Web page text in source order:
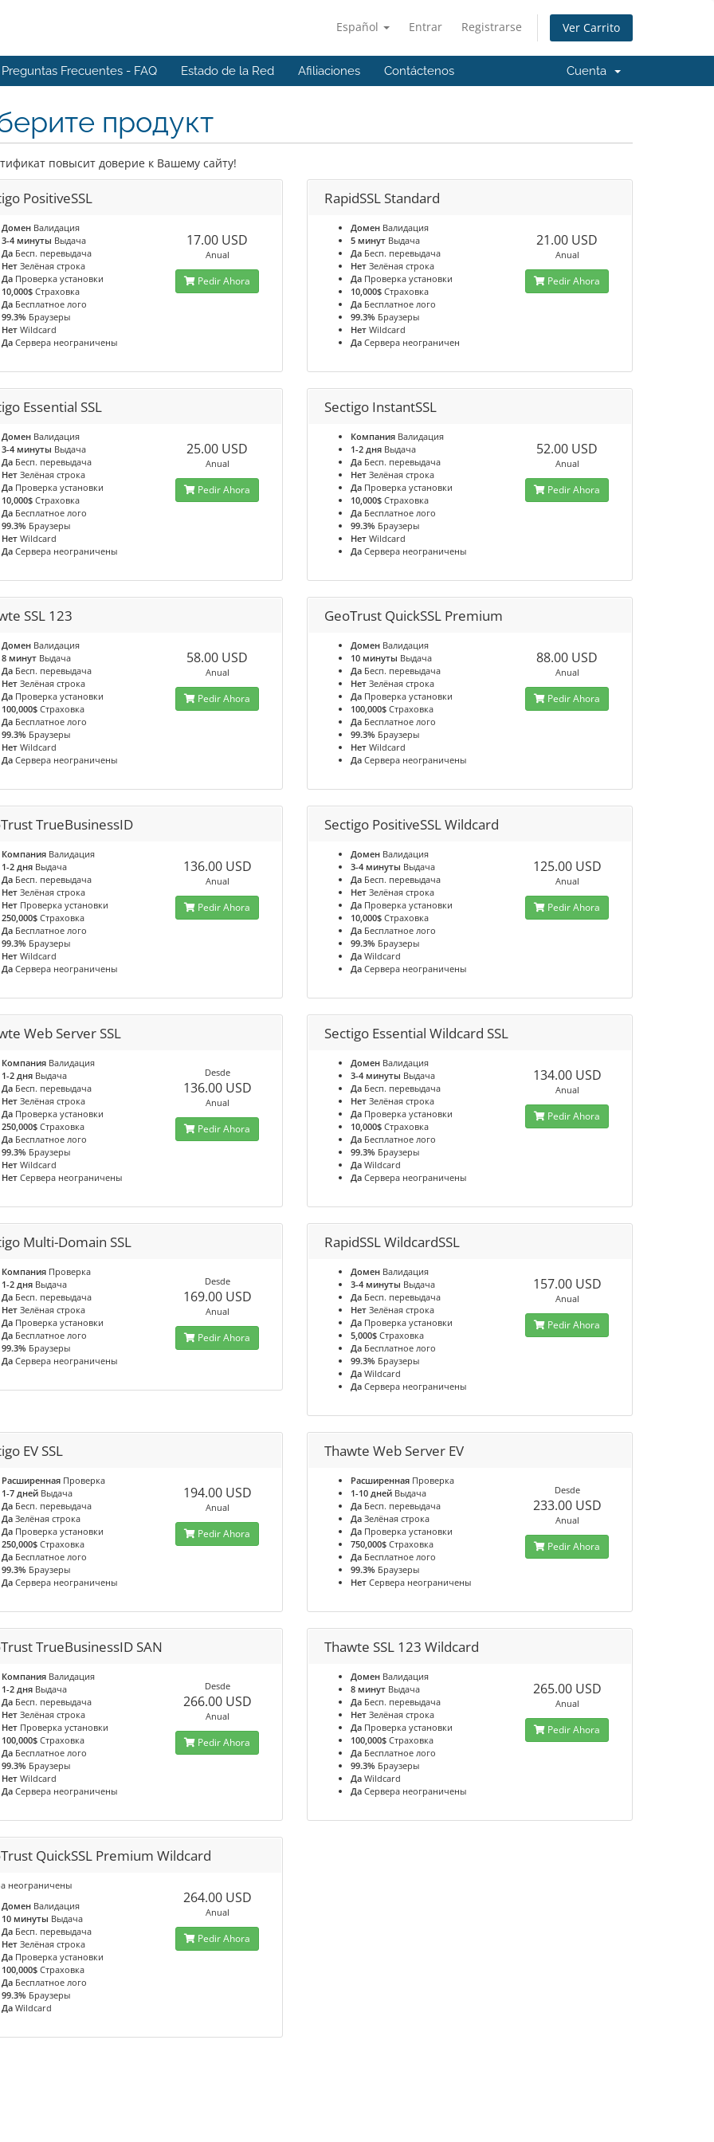
Español Entrar Registrarse Ver Carrito
Preguntas Frecuentes - FAQ Estado de la Red Afiliaciones Contáctenos Cuenta
продукт
повысит доверие к Вашему сайту!
PositiveSSL
ДоменВалидация
3-4 минуты Выдача
ДаБесп. перевыдача
НетЗелёная строка
ДаПроверка установки
10,000$Страховка
ДаБесплатное лого
99.3% Браузеры
НетWildcard
ДаСервера неограничены
17.00 USD
Anual
Pedir Ahora
RapidSSL Standard
Домен Валидация
5 минут Выдача
Да Бесп. перевыдача
Нет Зелёная строка
Да Проверка установки
10,000$ Страховка
Да Бесплатное лого
99.3% Браузеры
Нет Wildcard
Да Сервера неограничен
21.00 USD
Anual
Pedir Ahora
Essential SSL
ДоменВалидация
3-4 минуты Выдача
ДаБесп. перевыдача
НетЗелёная строка
ДаПроверка установки
10,000$Страховка
ДаБесплатное лого
99.3% Браузеры
НетWildcard
ДаСервера неограничены
25.00 USD
Anual
Pedir Ahora
Sectigo InstantSSL
Компания Валидация
1-2 дня Выдача
Да Бесп. перевыдача
Нет Зелёная строка
Да Проверка установки
10,000$ Страховка
Да Бесплатное лого
99.3% Браузеры
Нет Wildcard
Да Сервера неограничены
52.00 USD
Anual
Pedir Ahora
SSL 123
ДоменВалидация
8 минутВыдача
ДаБесп. перевыдача
НетЗелёная строка
ДаПроверка установки
100,000$Страховка
ДаБесплатное лого
99.3% Браузеры
НетWildcard
ДаСервера неограничены
58.00 USD
Anual
Pedir Ahora
GeoTrust QuickSSL Premium
Домен Валидация
10 минуты Выдача
Да Бесп. перевыдача
Нет Зелёная строка
Да Проверка установки
100,000$ Страховка
Да Бесплатное лого
99.3% Браузеры
Нет Wildcard
Да Сервера неограничены
88.00 USD
Anual
Pedir Ahora
TrueBusinessID
КомпанияВалидация
1-2 дняВыдача
ДаБесп. перевыдача
НетЗелёная строка
НетПроверка установки
250,000$Страховка
ДаБесплатное лого
99.3% Браузеры
НетWildcard
ДаСервера неограничены
136.00 USD
Anual
Pedir Ahora
Sectigo PositiveSSL Wildcard
Домен Валидация
3-4 минуты Выдача
Да Бесп. перевыдача
Нет Зелёная строка
Да Проверка установки
10,000$ Страховка
Да Бесплатное лого
99.3% Браузеры
Да Wildcard
Да Сервера неограничены
125.00 USD
Anual
Pedir Ahora
Web Server SSL
КомпанияВалидация
1-2 дняВыдача
ДаБесп. перевыдача
НетЗелёная строка
ДаПроверка установки
250,000$Страховка
ДаБесплатное лого
99.3% Браузеры
НетWildcard
НетСервера неограничены
Desde
136.00 USD
Anual
Pedir Ahora
Sectigo Essential Wildcard SSL
Домен Валидация
3-4 минуты Выдача
Да Бесп. перевыдача
Нет Зелёная строка
Да Проверка установки
10,000$ Страховка
Да Бесплатное лого
99.3% Браузеры
Да Wildcard
Да Сервера неограничены
134.00 USD
Anual
Pedir Ahora
Multi-Domain SSL
КомпанияПроверка
1-2 дняВыдача
ДаБесп. перевыдача
НетЗелёная строка
ДаПроверка установки
ДаБесплатное лого
99.3% Браузеры
ДаСервера неограничены
Desde
169.00 USD
Anual
Pedir Ahora
RapidSSL WildcardSSL
Домен Валидация
3-4 минуты Выдача
Да Бесп. перевыдача
Нет Зелёная строка
Да Проверка установки
5,000$ Страховка
Да Бесплатное лого
99.3% Браузеры
Да Wildcard
Да Сервера неограничены
157.00 USD
Anual
Pedir Ahora
EV SSL
РасширеннаяПроверка
1-7 днейВыдача
ДаБесп. перевыдача
ДаЗелёная строка
ДаПроверка установки
250,000$Страховка
ДаБесплатное лого
99.3% Браузеры
ДаСервера неограничены
194.00 USD
Anual
Pedir Ahora
Thawte Web Server EV
Расширенная Проверка
1-10 дней Выдача
Да Бесп. перевыдача
Да Зелёная строка
Да Проверка установки
750,000$ Страховка
Да Бесплатное лого
99.3% Браузеры
Нет Сервера неограничены
Desde
233.00 USD
Anual
Pedir Ahora
TrueBusinessID SAN
КомпанияВалидация
1-2 дняВыдача
ДаБесп. перевыдача
НетЗелёная строка
НетПроверка установки
100,000$Страховка
ДаБесплатное лого
99.3% Браузеры
НетWildcard
ДаСервера неограничены
Desde
266.00 USD
Anual
Pedir Ahora
Thawte SSL 123 Wildcard
Домен Валидация
8 минут Выдача
Да Бесп. перевыдача
Нет Зелёная строка
Да Проверка установки
100,000$ Страховка
Да Бесплатное лого
99.3% Браузеры
Да Wildcard
Да Сервера неограничены
265.00 USD
Anual
Pedir Ahora
QuickSSL Premium Wildcard
неограничены
ДоменВалидация
10 минуты Выдача
ДаБесп. перевыдача
НетЗелёная строка
ДаПроверка установки
100,000$Страховка
ДаБесплатное лого
99.3% Браузеры
ДаWildcard
264.00 USD
Anual
Pedir Ahora